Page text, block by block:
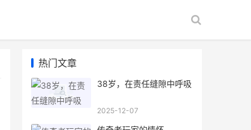
热门文章
38岁，在责任缝隙中呼吸
2025-12-07